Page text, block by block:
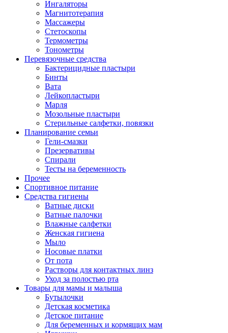
Ингаляторы
Магнитотерапия
Массажеры
Стетоскопы
Термометры
Тонометры
Перевязочные средства
Бактерицидные пластыри
Бинты
Вата
Лейкопластыри
Марля
Мозольные пластыри
Стерильные салфетки, повязки
Планирование семьи
Гели-смазки
Презервативы
Спирали
Тесты на беременность
Прочее
Спортивное питание
Средства гигиены
Ватные диски
Ватные палочки
Влажные салфетки
Женская гигиена
Мыло
Носовые платки
От пота
Растворы для контактных линз
Уход за полостью рта
Товары для мамы и малыша
Бутылочки
Детская косметика
Детское питание
Для беременных и кормящих мам